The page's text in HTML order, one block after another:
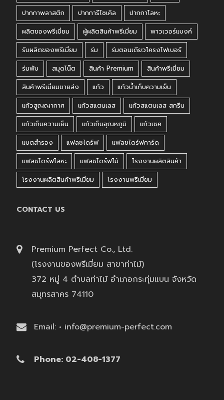
ปากกาพลาสติก
ปากการีไซเคิล
ปากกาโลหะ
ผลิตของพรีเมี่ยม
ผู้ผลิตสินค้าพรีเมี่ยม
พาวเวอร์แบงค์
รับผลิตของพรีเมี่ยม
ร่ม
ร่มตอนเดียวโครงไฟเบอร์
ร่มพับ
สมุดโน๊ต สินค้า Premium
สินค้าพรีเมี่ยม
สินค้าพรีเมี่ยมขายส่ง
แก้ว
แก้วน้ำเก็บความเย็น
แก้วสูญญากาศ
แก้วสแตนเลส
แก้วสแตนเลส สกรีน
แก้วเก็บความเย็น
แก้วเก็บอุณหภูมิ
แก้วเชค
แบตสำรอง
แฟลชไดร์ฟ
แฟลชไดร์ฟการ์ด
แฟลชไดร์ฟโลหะ
แฟลชไดร์ฟไม้
โรงงานผลิตสินค้า
โรงงานผลิตสินค้าพรีเมี่ยม
โรงงานพรีเมี่ยม
CONTACT US
Premium Perfect Co., Ltd.
(โรงงานของพรีเมี่ยม สาขาท่าไม้)
372 หมู่ 4 ตำบลท่าไม้ อำเภอกระทุ่มแบน จังหวัด
สมุทรสาคร 74110
Email: • info@premium-perfect.com
Phone: 02-408-1377